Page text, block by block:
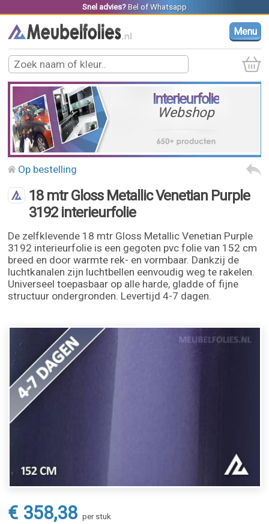
Snel advies? Belof Whatsapp
Menu
Interieurfolie
Webshop
Op bestelling
18 mtr Gloss Metallic Venetian Purple
3192 interieurfolie
De zelfklevende 18 mtr Gloss Metallic Venetian Purple
3192 interieurfolie is een gegoten pvc folie van 152 cm
breed en door warmte rek- en vormbaar. Dankzij de
luchtkanalen zijn luchtbellen eenvoudig weg te rakelen.
Universeel toepasbaar op alle harde, gladde of fijne
structuur ondergronden. Levertijd 4-7 dagen.
€ 358,38 per stuk